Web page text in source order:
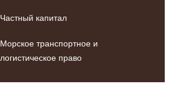
Частный капитал
Морское транспортное и
логистическое право